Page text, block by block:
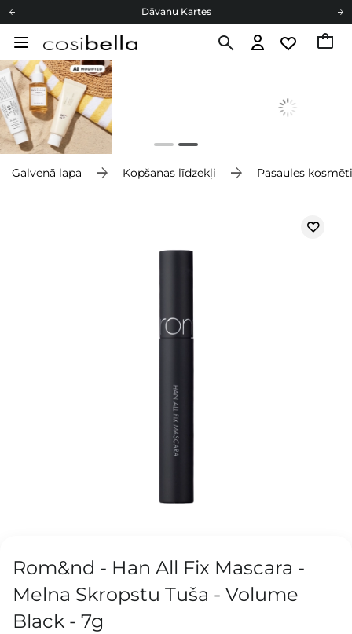
Dāvanu Kartes
Cosibella lojalitātes programma
Galvenā lapa Kopšanas līdzekļi Pasaules
Rom&nd - Han All Fix Mascara -
Melna Skropstu Tuša - Volume
Black - 7g